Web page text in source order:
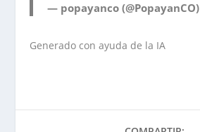
— popayanco (@PopayanCO)
Generado con ayuda de la IA